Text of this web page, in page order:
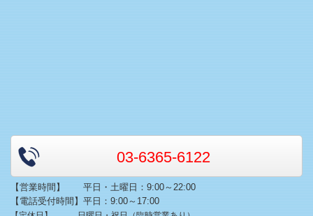
03-6365-6122
【営業時間】 平日・土曜日：9:00～22:00
【電話受付時間】平日：9:00～17:00